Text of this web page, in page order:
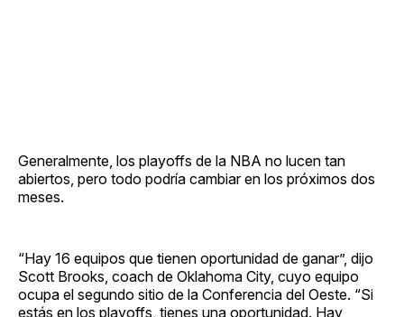
Generalmente, los playoffs de la NBA no lucen tan
abiertos, pero todo podría cambiar en los próximos dos
meses.
“Hay 16 equipos que tienen oportunidad de ganar”, dijo
Scott Brooks, coach de Oklahoma City, cuyo equipo
ocupa el segundo sitio de la Conferencia del Oeste. “Si
estás en los playoffs, tienes una oportunidad. Hay